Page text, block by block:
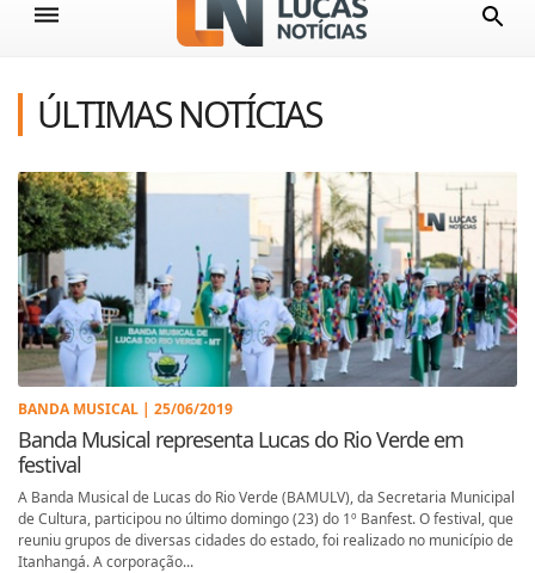
ÚLTIMAS NOTÍCIAS
BANDA MUSICAL | 25/06/2019
Banda Musical representa Lucas do Rio Verde em
festival
A Banda Musical de Lucas do Rio Verde (BAMULV), da Secretaria Municipal
de Cultura, participou no último domingo (23) do 1º Banfest. O festival, que
reuniu grupos de diversas cidades do estado, foi realizado no município de
Itanhangá. A corporação...